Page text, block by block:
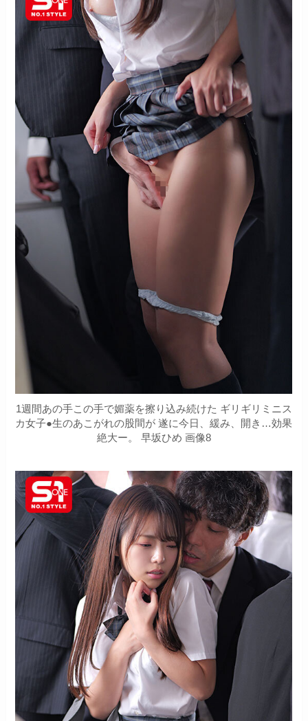
1週間あの手この手で媚薬を擦り込み続けた ギリギリミニス
カ女子●生のあこがれの股間が 遂に今日、緩み、開き…効果
絶大ー。 早坂ひめ 画像8